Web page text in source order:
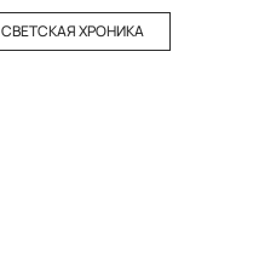
СВЕТСКАЯ ХРОНИКА